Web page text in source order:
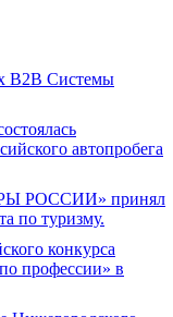
В2В Системы
автопробега
РОССИИ» принял
по туризму.
конкурса
профессии» в